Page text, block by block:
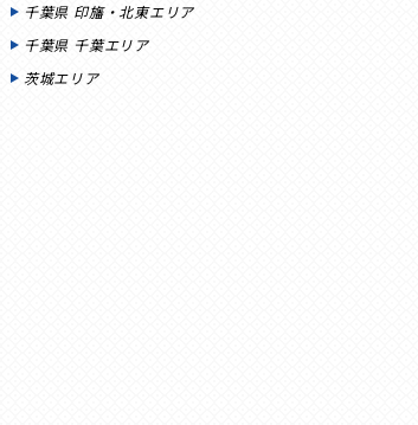
千葉県 印旛・北東エリア
千葉県 千葉エリア
茨城エリア